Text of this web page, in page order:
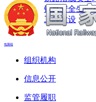
铁路安全生产
工程建设
电脑端
组织机构
信息公开
监管履职